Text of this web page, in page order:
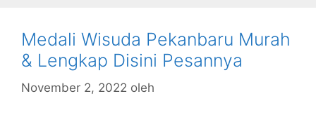
Medali Wisuda Pekanbaru Murah
& Lengkap Disini Pesannya
November 2, 2022 oleh